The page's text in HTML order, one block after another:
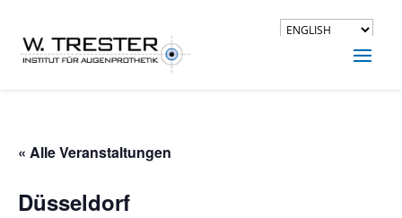
« Alle Veranstaltungen
Düsseldorf